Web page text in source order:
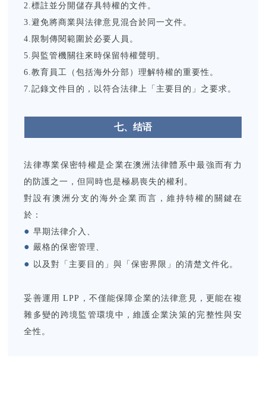
2.標註並分開儲存具特權的文件。
3.避免將商業與法律意見混合於同一文件。
4.限制傳閱範圍於必要人員。
5.與監管機關往來時保留特權聲明。
6.教育員工（包括海外分部）理解特權的重要性。
7.記錄文件目的，以符合法律上「主要目的」之要求。
七、 结语
法律專業保密特權是企業在澳洲法律體系中最強而有力
的防護之一，但同時也是極易喪失的權利。
對設有澳洲分支的海外企業而言，維持特權的關鍵在
於：
●早期法律介入、
● 嚴格的保密管理、
● 以 及對「主要目的」與「保密界限」的清楚文件化。
妥善運用 LPP，不僅能保障企業的法律意見，更能在複
雜多變的跨境監管環境中，維護企業決策的完整性與安
全性。